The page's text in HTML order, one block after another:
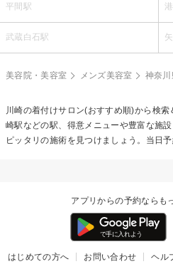
平間駅
武蔵白石駅
美容院・美容室 メンズ美容室 神奈川
川崎の着付けサロン(おすすめ順)から検索
崎駅などの駅、得意メニューや豊富な施
ピッタリの施術を見つけましょう。当日
アプリからの予約ならも
はじめての方へ お問い合わせ ヘル